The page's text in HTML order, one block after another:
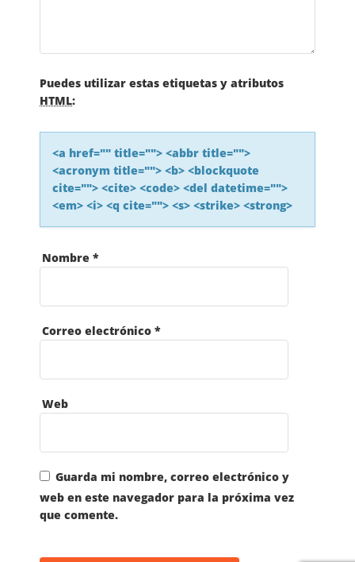
Ó
N
D
A
E
T
A
D
A
Puedes utilizar estas etiquetas y atributos
HTML:
<a href="" title=""> <abbr title="">
<acronym title=""> <b> <blockquote
cite=""> <cite> <code> <del datetime="">
<em> <i> <q cite=""> <s> <strike> <strong>
Nombre *
Correo electrónico *
Web
Guarda mi nombre, correo electrónico y
web en este navegador para la próxima vez
que comente.